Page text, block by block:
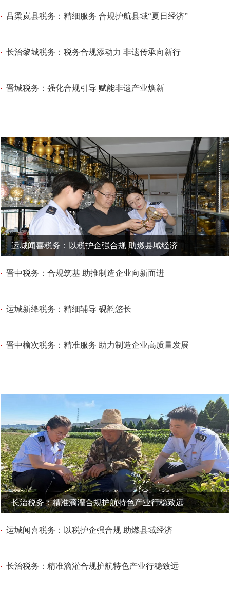
吕梁岚县税务：精细服务 合规护航县域“夏日经济”
长治黎城税务：税务合规添动力 非遗传承向新行
晋城税务：强化合规引导 赋能非遗产业焕新
运城闻喜税务：以税护企强合规 助燃县域经济
晋中税务：合规筑基 助推制造企业向新而进
运城新绛税务：精细辅导 砚韵悠长
晋中榆次税务：精准服务 助力制造企业高质量发展
长治税务：精准滴灌合规护航特色产业行稳致远
运城闻喜税务：以税护企强合规 助燃县域经济
长治税务：精准滴灌合规护航特色产业行稳致远